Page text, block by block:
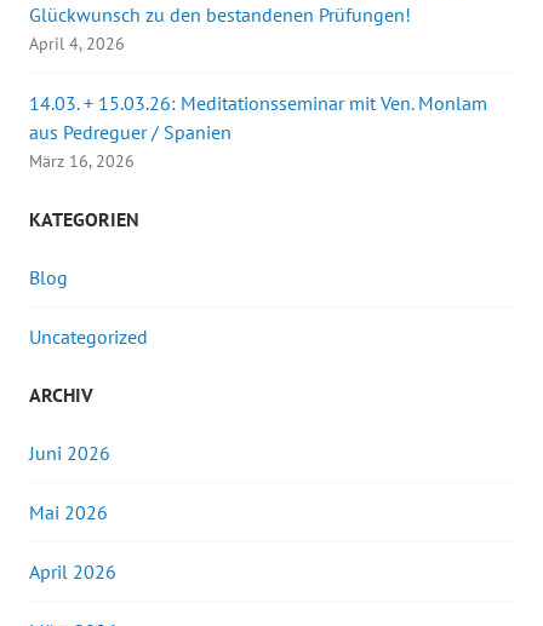
Glückwunsch zu den bestandenen Prüfungen!
April 4, 2026
14.03. + 15.03.26: Meditationsseminar mit Ven. Monlam
aus Pedreguer / Spanien
März 16, 2026
KATEGORIEN
Blog
Uncategorized
ARCHIV
Juni 2026
Mai 2026
April 2026